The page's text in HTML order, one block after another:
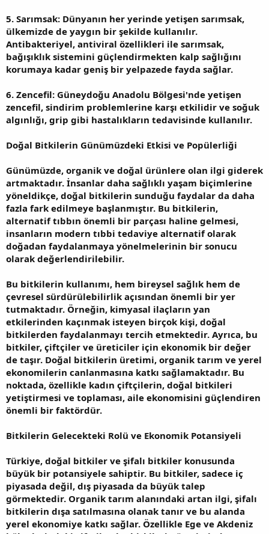
5. Sarımsak: Dünyanın her yerinde yetişen sarımsak,
ülkemizde de yaygın bir şekilde kullanılır.
Antibakteriyel, antiviral özellikleri ile sarımsak,
bağışıklık sistemini güçlendirmekten kalp sağlığını
korumaya kadar geniş bir yelpazede fayda sağlar.
6. Zencefil: Güneydoğu Anadolu Bölgesi'nde yetişen
zencefil, sindirim problemlerine karşı etkilidir ve soğuk
algınlığı, grip gibi hastalıkların tedavisinde kullanılır.
Doğal Bitkilerin Günümüzdeki Etkisi ve Popülerliği
Günümüzde, organik ve doğal ürünlere olan ilgi giderek
artmaktadır. İnsanlar daha sağlıklı yaşam biçimlerine
yöneldikçe, doğal bitkilerin sunduğu faydalar da daha
fazla fark edilmeye başlanmıştır. Bu bitkilerin,
alternatif tıbbın önemli bir parçası haline gelmesi,
insanların modern tıbbi tedaviye alternatif olarak
doğadan faydalanmaya yönelmelerinin bir sonucu
olarak değerlendirilebilir.
Bu bitkilerin kullanımı, hem bireysel sağlık hem de
çevresel sürdürülebilirlik açısından önemli bir yer
tutmaktadır. Örneğin, kimyasal ilaçların yan
etkilerinden kaçınmak isteyen birçok kişi, doğal
bitkilerden faydalanmayı tercih etmektedir. Ayrıca, bu
bitkiler, çiftçiler ve üreticiler için ekonomik bir değer
de taşır. Doğal bitkilerin üretimi, organik tarım ve yerel
ekonomilerin canlanmasına katkı sağlamaktadır. Bu
noktada, özellikle kadın çiftçilerin, doğal bitkileri
yetiştirmesi ve toplaması, aile ekonomisini güçlendiren
önemli bir faktördür.
Bitkilerin Gelecekteki Rolü ve Ekonomik Potansiyeli
Türkiye, doğal bitkiler ve şifalı bitkiler konusunda
büyük bir potansiyele sahiptir. Bu bitkiler, sadece iç
piyasada değil, dış piyasada da büyük talep
görmektedir. Organik tarım alanındaki artan ilgi, şifalı
bitkilerin dışa satılmasına olanak tanır ve bu alanda
yerel ekonomiye katkı sağlar. Özellikle Ege ve Akdeniz